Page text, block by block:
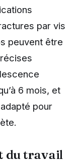
par vis
peuvent être
6 mois, et
pour
du travail